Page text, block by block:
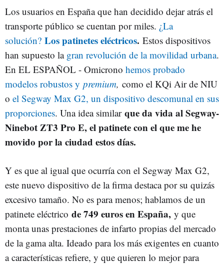
Los usuarios en España que han decidido dejar atrás el
transporte público se cuentan por miles. ¿La
solución? Los patinetes eléctricos. Estos dispositivos
han supuesto la gran revolución de la movilidad urbana.
En EL ESPAÑOL - Omicrono hemos probado
modelos robustos y premium, como el KQi Air de NIU
o el Segway Max G2, un dispositivo descomunal en sus
proporciones. Una idea similar que da vida al Segway-
Ninebot ZT3 Pro E, el patinete con el que me he
movido por la ciudad estos días.
Y es que al igual que ocurría con el Segway Max G2,
este nuevo dispositivo de la firma destaca por su quizás
excesivo tamaño. No es para menos; hablamos de un
patinete eléctrico de 749 euros en España, y que
monta unas prestaciones de infarto propias del mercado
de la gama alta. Ideado para los más exigentes en cuanto
a características refiere, y que quieren lo mejor para